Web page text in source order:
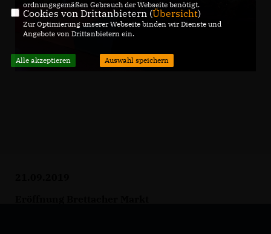
ordnungsgemäßen Gebrauch der Webseite benötigt.
Cookies von Drittanbietern (Übersicht)
Zur Optimierung unserer Webseite binden wir Dienste und
Angebote von Drittanbietern ein.
Alle akzeptieren Auswahl speichern